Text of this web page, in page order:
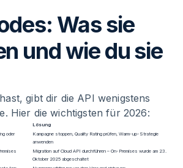
Was sie
und wie du sie
gibt dir die API wenigstens
Hier die wichtigsten für 2026:
Lösung
oder
Kampagne stoppen, Quality Rating prüfen, Warm-up-Strategie
anwenden
Migration auf Cloud API durchführen – On-Premises wurde am 23.
Oktober 2025 abgeschaltet